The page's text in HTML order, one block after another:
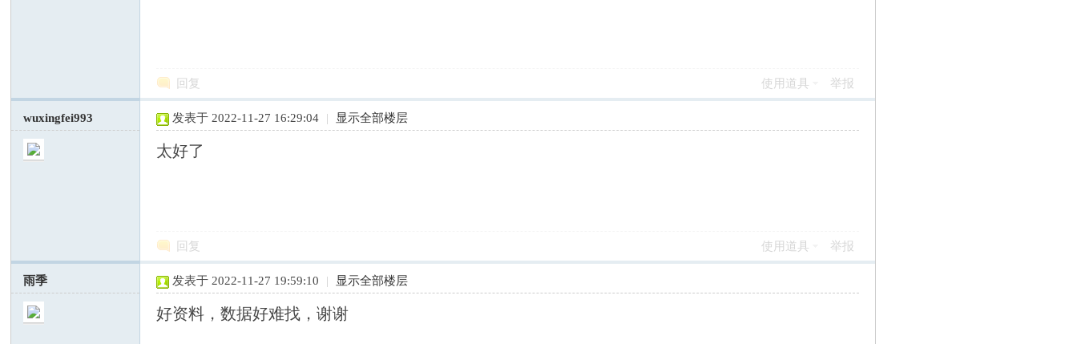
回复 使用道具 举报
wuxingfei993 发表于 2022-11-27 16:29:04 | 显示全部楼层
太好了
回复 使用道具 举报
雨季 发表于 2022-11-27 19:59:10 | 显示全部楼层
好资料，数据好难找，谢谢